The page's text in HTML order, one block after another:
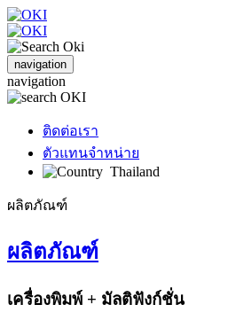
navigation
navigation
ติดต่อเรา
ตัวแทนจำหน่าย
Thailand
ผลิตภัณฑ์
ผลิตภัณฑ์
เครื่องพิมพ์ + มัลติฟังก์ชั่น